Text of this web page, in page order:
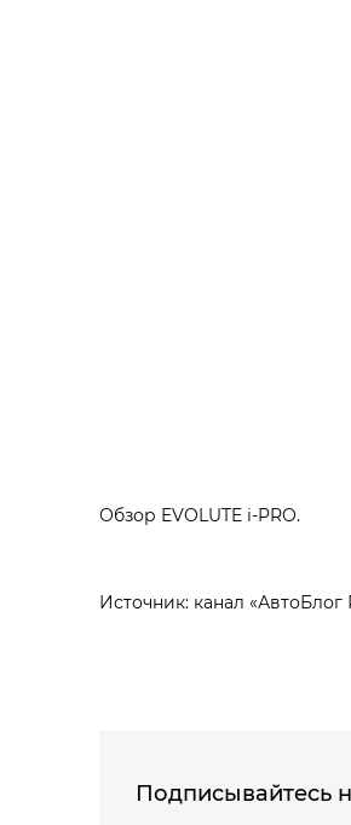
Обзор EVOLUTE i‑PRO.
Источник: канал
Подписывайтесь